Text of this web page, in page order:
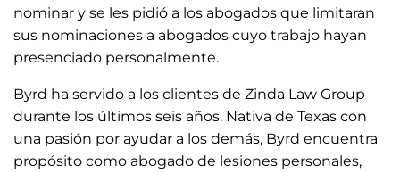
nominar y se les pidió a los abogados que limitaran
sus nominaciones a abogados cuyo trabajo hayan
presenciado personalmente.
Byrd ha servido a los clientes de Zinda Law Group
durante los últimos seis años. Nativa de Texas con
una pasión por ayudar a los demás, Byrd encuentra
propósito como abogado de lesiones personales,